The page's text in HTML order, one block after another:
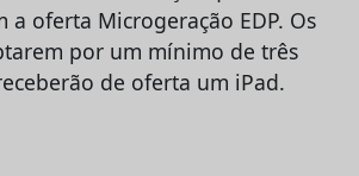
a oferta Microgeração EDP. Os
por um mínimo de três
de oferta um iPad.